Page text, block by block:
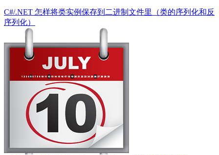
C#/.NET 怎样将类实例保存到二进制文件里（类的序列化和反
序列化）